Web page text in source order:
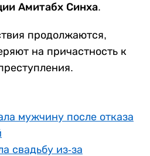
Амитабх Синха.
продолжаются,
на причастность к
мужчину после отказа
свадьбу из-за